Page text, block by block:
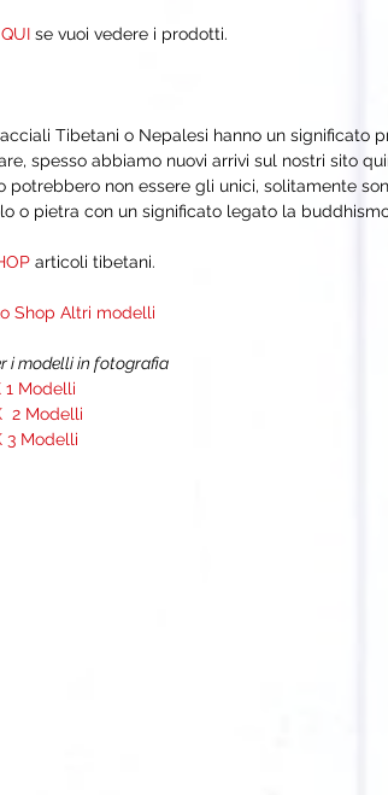
QUI se vuoi vedere i prodotti.
Tibetani o Nepalesi hanno un significato
spesso abbiamo nuovi arrivi sul nostri sito
potrebbero non essere gli unici, solitamente
o pietra con un significato legato la
articoli tibetani.
Shop Altri modelli
i modelli in fotografia
1 Modelli
2 Modelli
3 Modelli